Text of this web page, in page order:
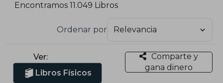
Encontramos 11.049 Libros
Ordenar por
Ver:
Libros Físicos
Comparte y
gana dinero